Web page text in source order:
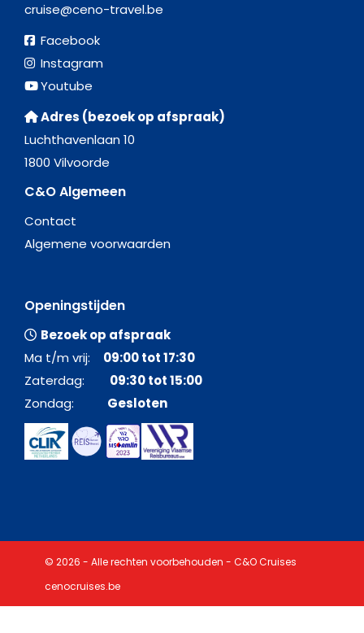
cruise@ceno-travel.be
Facebook
Instagram
Youtube
Adres (bezoek op afspraak)
Luchthavenlaan 10
1800 Vilvoorde
C&O Algemeen
Contact
Algemene voorwaarden
Openingstijden
Bezoek op afspraak
Ma t/m vrij: 09:00 tot 17:30
Zaterdag: 09:30 tot 15:00
Zondag: Gesloten
© 2026 - Alle rechten voorbehouden - C&O Cruises
cenocruises.be